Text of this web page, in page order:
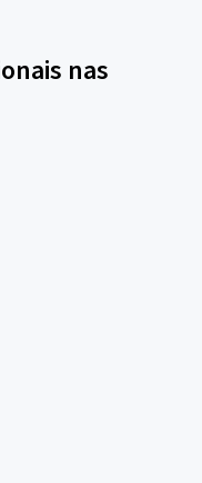
nas